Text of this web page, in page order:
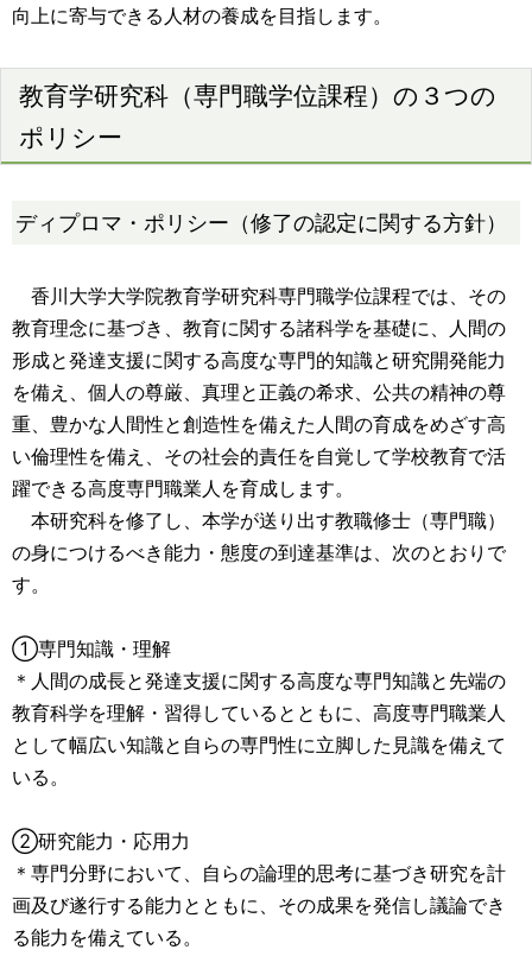
向上に寄与できる人材の養成を目指します。
教育学研究科（専門職学位課程）の３つの
ポリシー
ディプロマ・ポリシー（修了の認定に関する方針）
香川大学大学院教育学研究科専門職学位課程では、その
教育理念に基づき、教育に関する諸科学を基礎に、人間の
形成と発達支援に関する高度な専門的知識と研究開発能力
を備え、個人の尊厳、真理と正義の希求、公共の精神の尊
重、豊かな人間性と創造性を備えた人間の育成をめざす高
い倫理性を備え、その社会的責任を自覚して学校教育で活
躍できる高度専門職業人を育成します。
本研究科を修了し、本学が送り出す教職修士（専門職）
の身につけるべき能力・態度の到達基準は、次のとおりで
す。
①専門知識・理解
＊人間の成長と発達支援に関する高度な専門知識と先端の
教育科学を理解・習得しているとともに、高度専門職業人
として幅広い知識と自らの専門性に立脚した見識を備えて
いる。
②研究能力・応用力
＊専門分野において、自らの論理的思考に基づき研究を計
画及び遂行する能力とともに、その成果を発信し議論でき
る能力を備えている。